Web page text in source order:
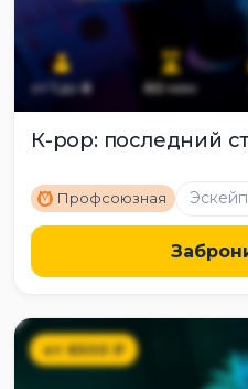
от до8 60мин
К-pop: последний
M Профсоюзная
от6500₽